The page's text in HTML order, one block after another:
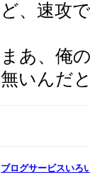
ど、速攻
まあ、俺
無いんだ
ブログサービスいろ